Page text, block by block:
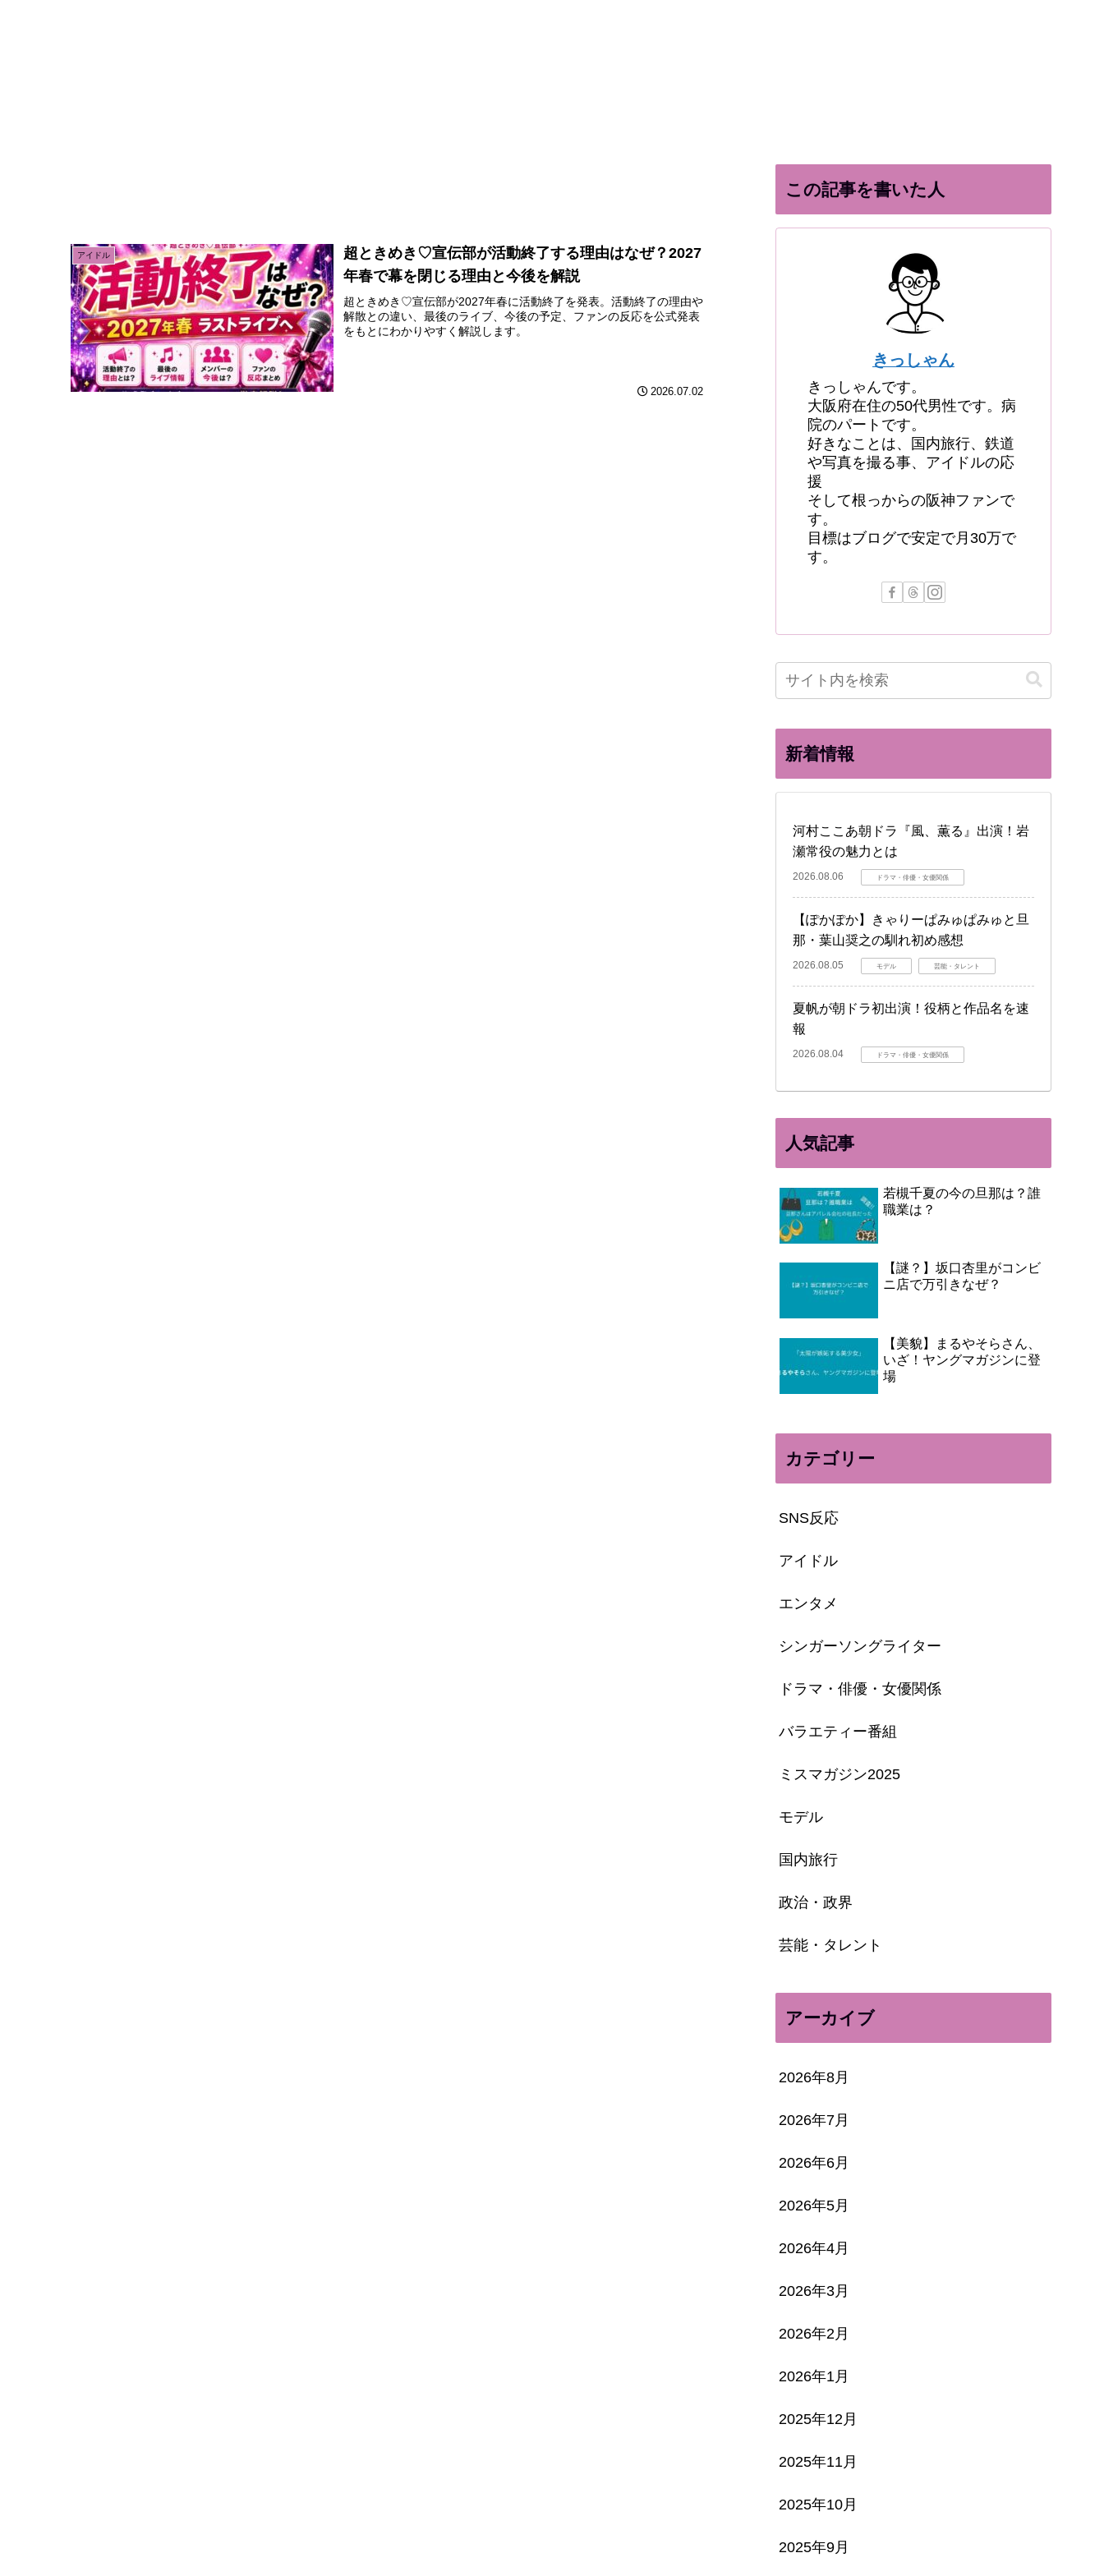
アイドル
超ときめき♡宣伝部が活動終了する理由はなぜ？2027
年春で幕を閉じる理由と今後を解説
超ときめき♡宣伝部が2027年春に活動終了を発表。活動終了の理由や
解散との違い、最後のライブ、今後の予定、ファンの反応を公式発表
をもとにわかりやすく解説します。
2026.07.02
この記事を書いた人
きっしゃん
きっしゃんです。
大阪府在住の50代男性です。病
院のパートです。
好きなことは、国内旅行、鉄道
や写真を撮る事、アイドルの応
援
そして根っからの阪神ファンで
す。
目標はブログで安定で月30万で
す。
新着情報
河村ここあ朝ドラ『風、薫る』出演！岩
瀬常役の魅力とは
2026.08.06 ドラマ・俳優・女優関係
【ぽかぽか】きゃりーぱみゅぱみゅと旦
那・葉山奨之の馴れ初め感想
2026.08.05 モデル 芸能・タレント
夏帆が朝ドラ初出演！役柄と作品名を速
報
2026.08.04 ドラマ・俳優・女優関係
人気記事
若槻千夏の今の旦那は？誰
職業は？
【謎？】坂口杏里がコンビ
ニ店で万引きなぜ？
【美貌】まるやそらさん、
いざ！ヤングマガジンに登
場
カテゴリー
SNS反応
アイドル
エンタメ
シンガーソングライター
ドラマ・俳優・女優関係
バラエティー番組
ミスマガジン2025
モデル
国内旅行
政治・政界
芸能・タレント
アーカイブ
2026年8月
2026年7月
2026年6月
2026年5月
2026年4月
2026年3月
2026年2月
2026年1月
2025年12月
2025年11月
2025年10月
2025年9月